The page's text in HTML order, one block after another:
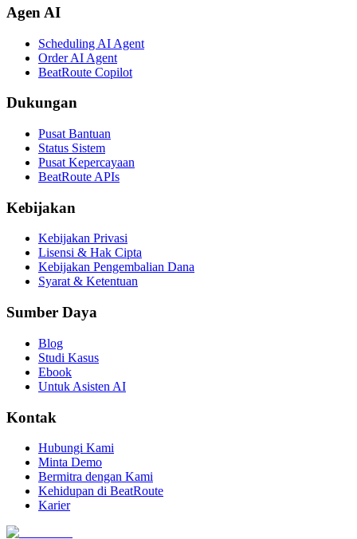
Agen AI
Scheduling AI Agent
Order AI Agent
BeatRoute Copilot
Dukungan
Pusat Bantuan
Status Sistem
Pusat Kepercayaan
BeatRoute APIs
Kebijakan
Kebijakan Privasi
Lisensi & Hak Cipta
Kebijakan Pengembalian Dana
Syarat & Ketentuan
Sumber Daya
Blog
Studi Kasus
Ebook
Untuk Asisten AI
Kontak
Hubungi Kami
Minta Demo
Bermitra dengan Kami
Kehidupan di BeatRoute
Karier